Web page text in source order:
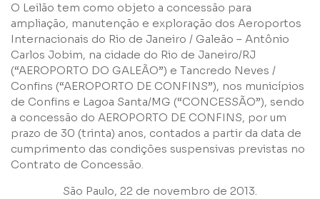
O Leilão tem como objeto a concessão para
ampliação, manutenção e exploração dos Aeroportos
Internacionais do Rio de Janeiro / Galeão – Antônio
Carlos Jobim, na cidade do Rio de Janeiro/RJ
(“AEROPORTO DO GALEÃO”) e Tancredo Neves /
Confins (“AEROPORTO DE CONFINS”), nos municípios
de Confins e Lagoa Santa/MG (“CONCESSÃO”), sendo
a concessão do AEROPORTO DE CONFINS, por um
prazo de 30 (trinta) anos, contados a partir da data de
cumprimento das condições suspensivas previstas no
Contrato de Concessão.
São Paulo, 22 de novembro de 2013.
Li e concordo com os Termos de Uso
Política de
Privacidade
Enviar